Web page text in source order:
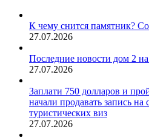
К чему снится памятник?
27.07.2026
Последние новости дом 2
27.07.2026
Заплати 750 долларов и
начали продавать запись на
туристических виз
27.07.2026